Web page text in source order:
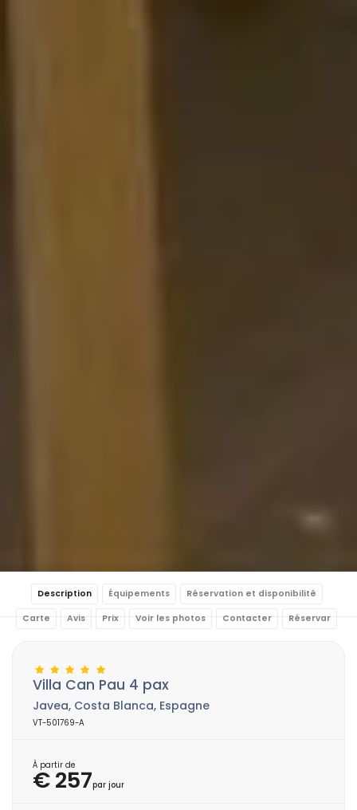
Description Équipements Réservation et disponibilité
Carte Avis Prix Voir les photos Contacter Réservar
Villa Can Pau 4 pax
Javea, Costa Blanca, Espagne
VT-501769-A
À partir de
€ 257par jour